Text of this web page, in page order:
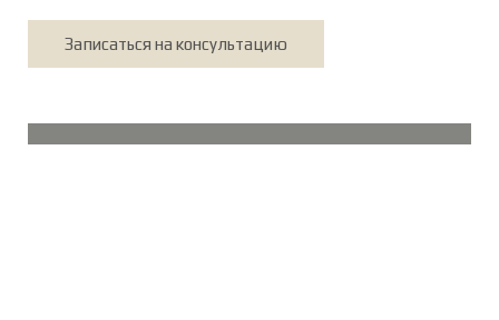
Записаться на консультацию